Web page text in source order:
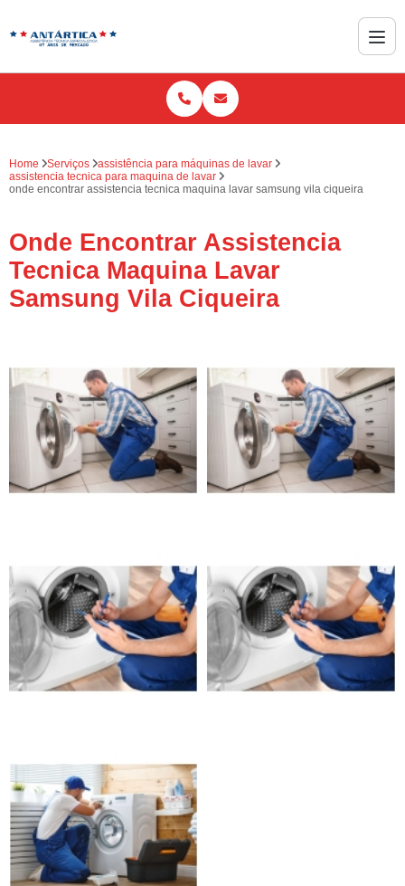
Home Serviços
assistência para máquinas de lavar
assistencia tecnica para maquina de lavar
onde encontrar assistencia tecnica maquina lavar samsung vila ciqueira
Onde Encontrar Assistencia
Tecnica Maquina Lavar
Samsung Vila Ciqueira